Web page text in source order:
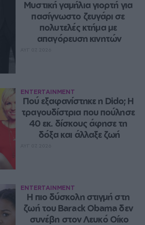
Μυστική γαμήλια γιορτή για
πασίγνωστο ζευγάρι σε
πολυτελές κτήμα με
απαγόρευση κινητών
ENTERTAINMENT
Πού εξαφανίστηκε η Dido; Η
τραγουδίστρια που πούλησε
40 εκ. δίσκους άφησε τη
δόξα και άλλαξε ζωή
ENTERTAINMENT
Η πιο δύσκολη στιγμή στη
ζωή του Barack Obama δεν
συνέβη στον Λευκό Οίκο